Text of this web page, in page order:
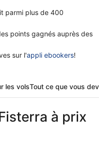
parmi plus de 400
points gagnés auprès des
sur l'appli ebookers!
les volsTout ce que vous
à prix